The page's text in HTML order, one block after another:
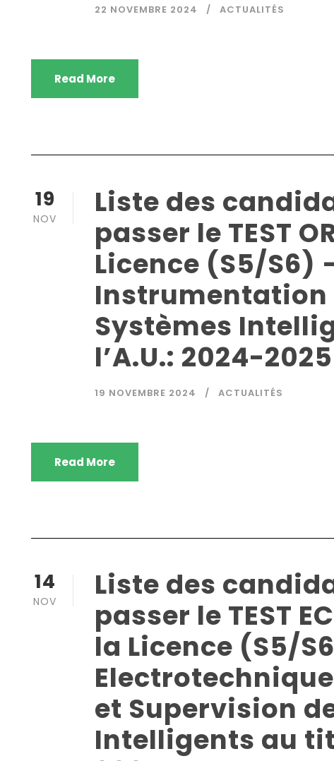
22 NOVEMBRE 2024 ACTUALITÉS
Read More
19
NOV
Liste des
passer le TEST
Licence (S5/S6)
Instrumentation
Systèmes
l’A.U.: 2024-2025
19 NOVEMBRE 2024 ACTUALITÉS
Read More
14
NOV
Liste des
passer le TEST
la Licence (S5/
et Supervision
Intelligents au